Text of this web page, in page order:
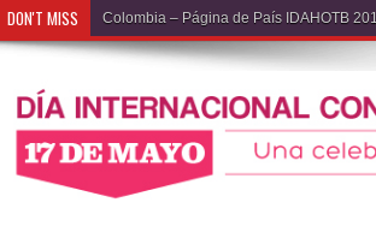
DON'T MISS Colombia – Página de País IDAHOTB